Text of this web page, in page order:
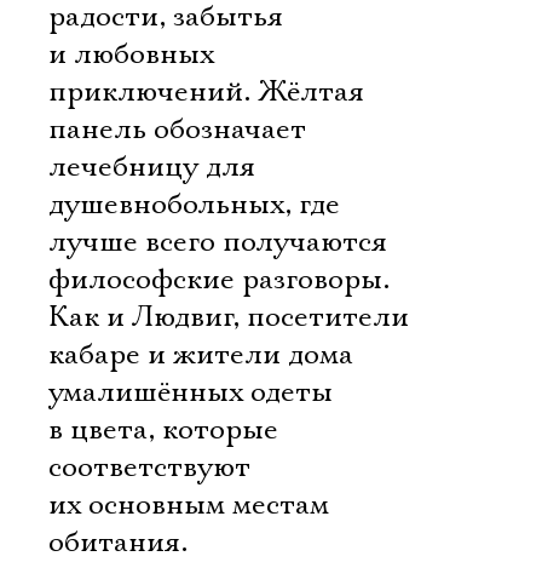
радости, забытья
и любовных
приключений. Жёлтая
панель обозначает
лечебницу для
душевнобольных, где
лучше всего получаются
философские разговоры.
Как и Людвиг, посетители
кабаре и жители дома
умалишённых одеты
в цвета, которые
соответствуют
их основным местам
обитания.